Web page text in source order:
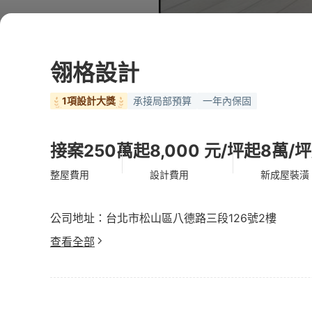
翎格設計
1項設計大獎 承接局部預算 一年內保固
接案250萬起
整屋費用
8,000 元/坪起
設計費用
8萬/
新成屋裝潢
公司地址：台北市松山區八德路三段126號2樓
查看全部